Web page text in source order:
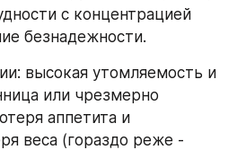
с концентрацией
безнадежности.
высокая утомляемость и
или чрезмерно
аппетита и
веса (гораздо реже -